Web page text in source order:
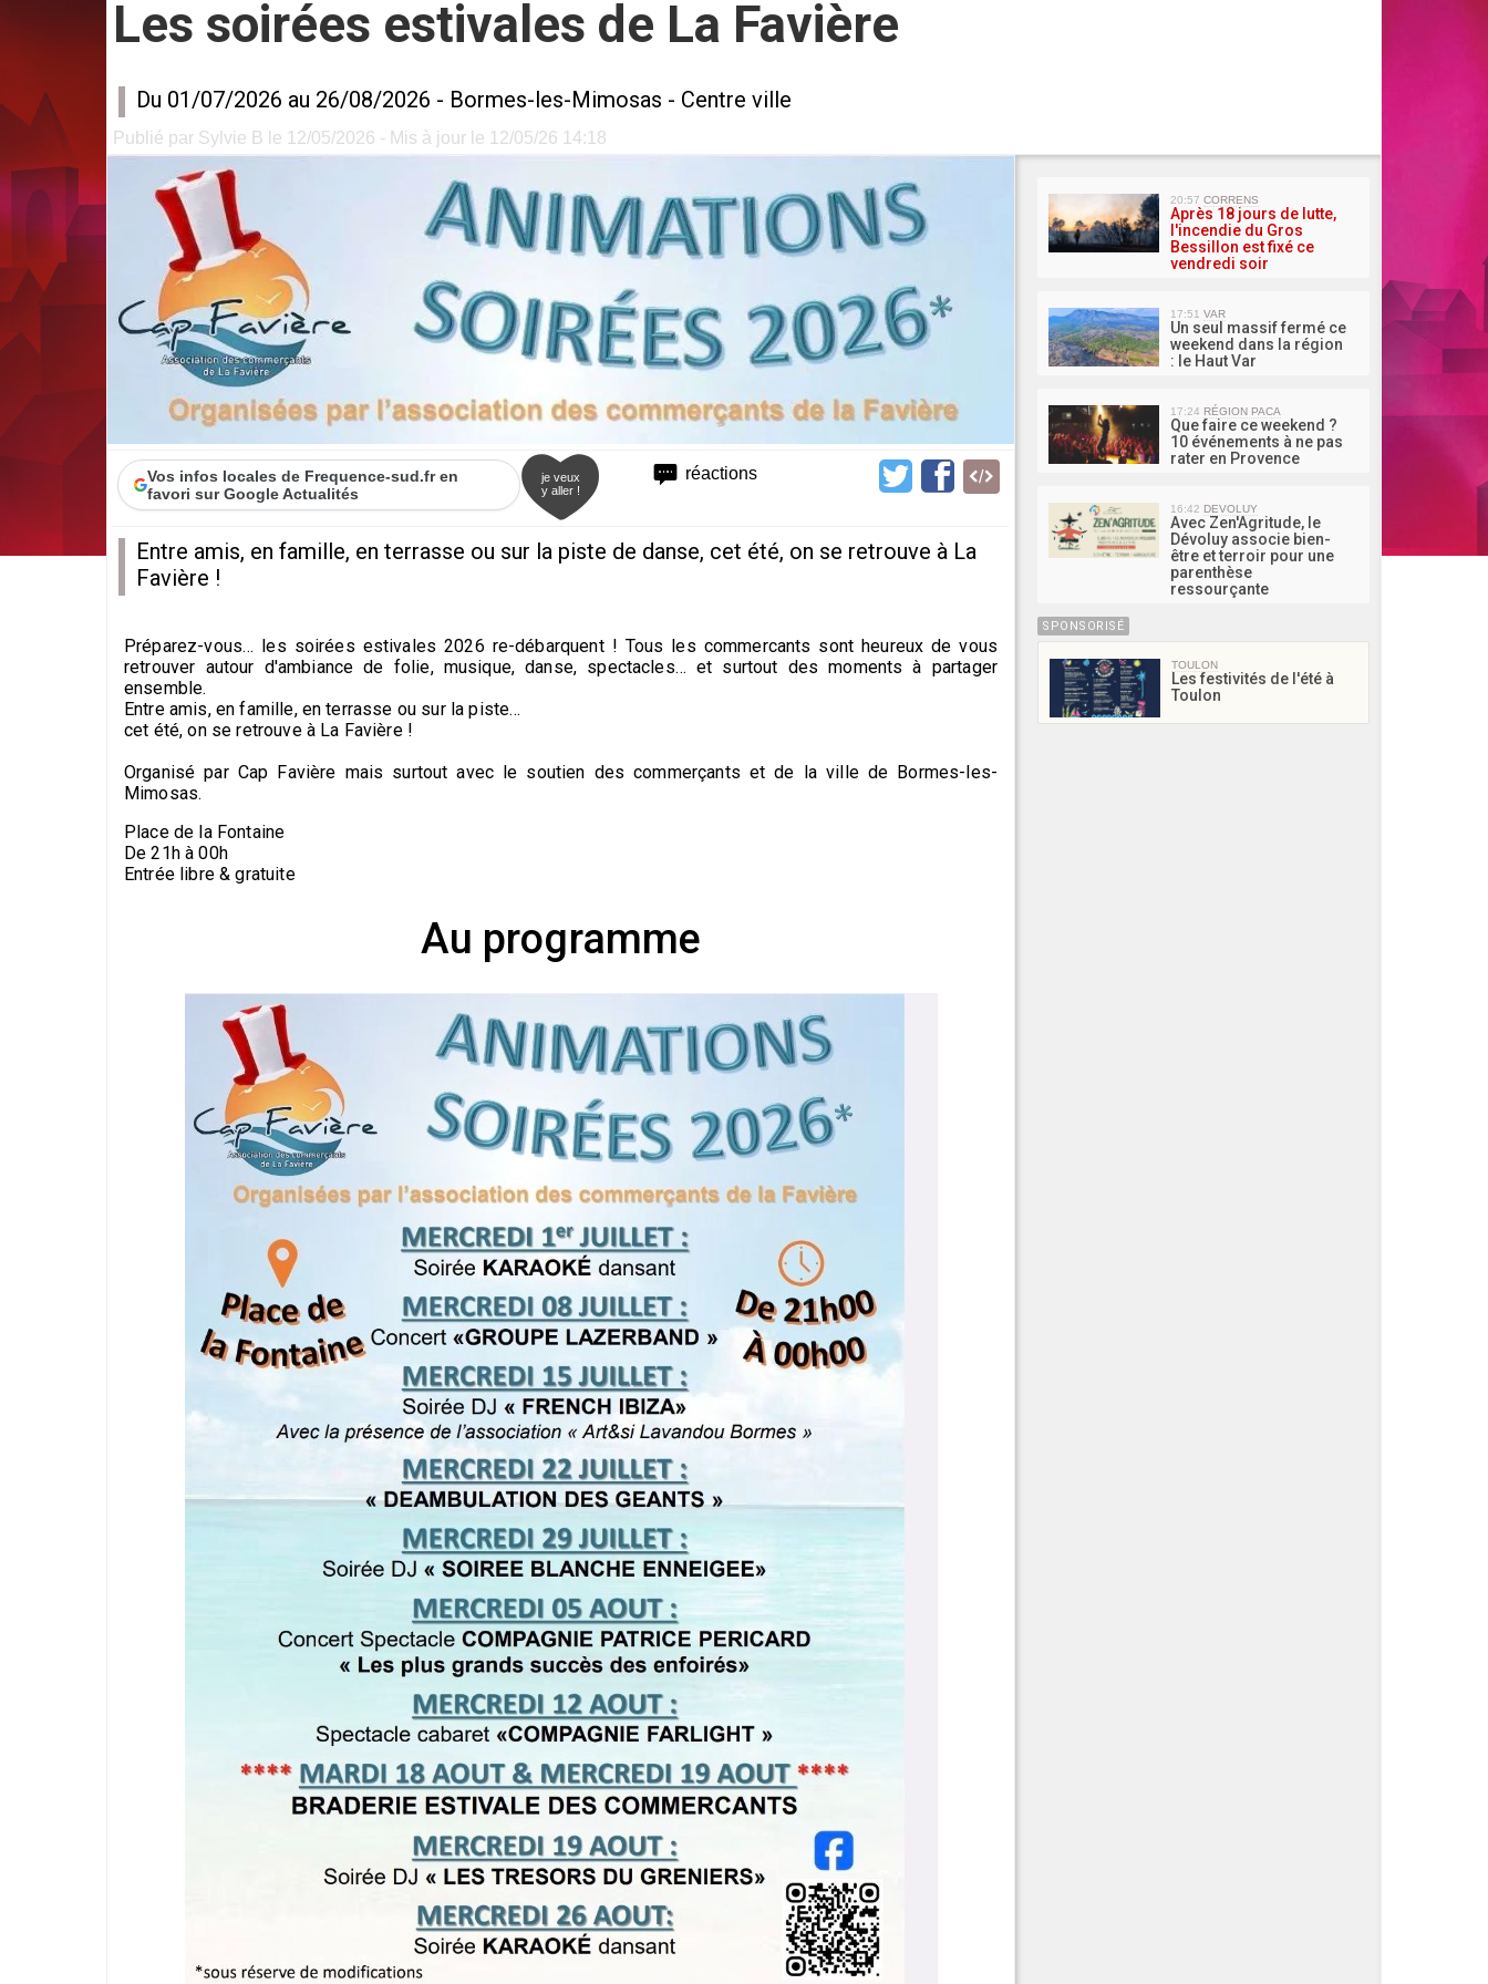
Les soirées estivales de La Favière
Du 01/07/2026 au 26/08/2026 - Bormes-les-Mimosas - Centre ville
Publié par Sylvie B le 12/05/2026 - Mis à jour le 12/05/26 14:18
réactions
Vos infos locales de Frequence-sud.fr en
favori sur Google Actualités
je veux
y aller !
Entre amis, en famille, en terrasse ou sur la piste de danse, cet été, on se retrouve à La
Favière !
Préparez-vous… les soirées estivales 2026 re-débarquent ! Tous les commercants sont heureux de vous
retrouver autour d'ambiance de folie, musique, danse, spectacles… et surtout des moments à partager
ensemble.
Entre amis, en famille, en terrasse ou sur la piste…
cet été, on se retrouve à La Favière !
Organisé par Cap Favière mais surtout avec le soutien des commerçants et de la ville de Bormes-les-
Mimosas.
Place de la Fontaine
De 21h à 00h
Entrée libre & gratuite
Au programme
20:57 CORRENS
Après 18 jours de lutte,
l'incendie du Gros
Bessillon est fixé ce
vendredi soir
17:51 VAR
Un seul massif fermé ce
weekend dans la région
: le Haut Var
17:24 RÉGION PACA
Que faire ce weekend ?
10 événements à ne pas
rater en Provence
16:42 DEVOLUY
Avec Zen'Agritude, le
Dévoluy associe bien-
être et terroir pour une
parenthèse
ressourçante
SPONSORISÉ
TOULON
Les festivités de l'été à
Toulon